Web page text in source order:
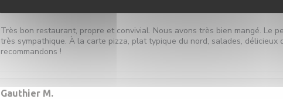
Très bon restaurant, propre et convivial. Nous avons très bien mangé. Le
très sympathique. À la carte pizza, plat typique du nord, salades, délicieux
recommandons !
Gauthier M